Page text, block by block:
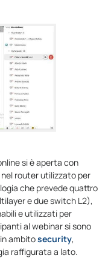
si è aperta con
router utilizzato per
che prevede quattro
e due switch L2),
e utilizzati per
al webinar si sono
ambitosecurity,
raffigurata a lato.